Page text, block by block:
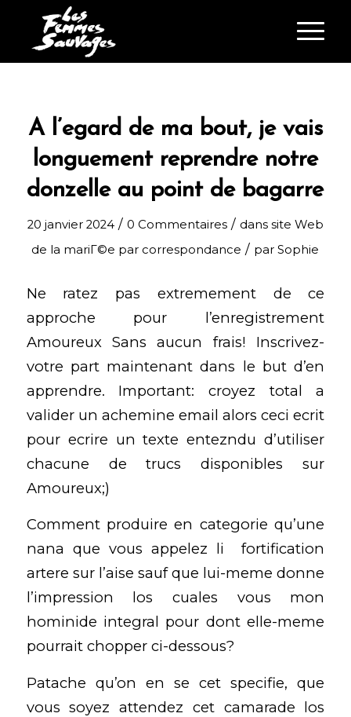
A l’egard de ma bout, je vais
longuement reprendre notre
donzelle au point de bagarre
20 janvier 2024 / 0 Commentaires / dans site Web
de la mariГ©e par correspondance / parSophie
Ne ratez pas extremement de ce
approche pour l’enregistrement
Amoureux Sans aucun frais! Inscrivez-
votre part maintenant dans le but d’en
apprendre. Important: croyez total a
valider un achemine email alors ceci ecrit
pour ecrire un texte entezndu d’utiliser
chacune de trucs disponibles sur
Amoureux;)
Comment produire en categorie qu’une
nana que vous appelez li fortification
artere sur l’aise sauf que lui-meme donne
l’impression los cuales vous mon
hominide integral pour dont elle-meme
pourrait chopper ci-dessous?
Patache qu’on en se cet specifie, que
vous soyez attendez cet camarade los